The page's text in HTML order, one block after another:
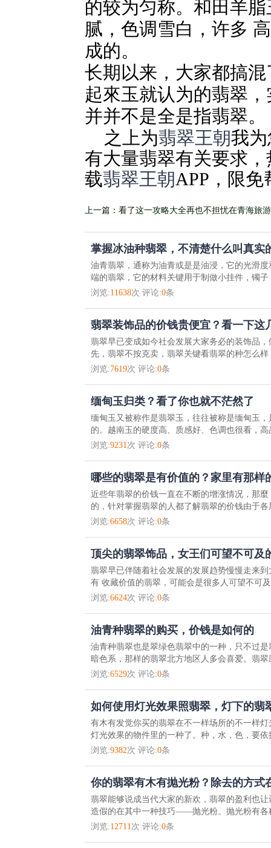
的较为匀称。和田羊
腻，色调雪白，许多
成的。
长期以来，大家都搞
起來玉就认为的翡翠
并并不是全是指翡翠。
之上为翡翠王朝我
有大量翡翠有关要求
载翡翠王朝APP，限
上一篇：看了这一攻略大全再也不担忧​在青海旅
掌握冰油种翡翠，不清楚什么叫真实
油青翡翠，通称为油青或是是油浸，它的光滑
端的翡翠，它的材料关键用于制做小挂件，镯
浏览:11638次 评论:0条
翡翠装饰品的价钱贵便宜？看一下这
翡翠早已变成如今社会发展大家务必的装饰品
先，翡翠不按克卖，翡翠关键看翡翠的种怎么
浏览:7619次 评论:0条
缅甸玉归类？看了你也就不茫然了
缅甸玉又被称作是翡翠玉，往往被称是缅甸玉
的。越南玉的硬度高、质感好、色调也很看，
浏览:9231次 评论:0条
哪些的翡翠是有价值的？家里有那样
近些年翡翠的价钱一直在不断的增涨情况，那
的，针对掌握翡翠的人都了解翡翠的价钱由于
浏览:6658次 评论:0条
顶尖的翡翠饰品，女王们可望不可及
翡翠早已伴随着社会发展的发展趋势慢慢走来
有 收藏价值的翡翠，可能会是很多人可望不可
浏览:6624次 评论:0条
油青种翡翠的购买，价钱是如何的
油青种翡翠也是翠绿色翡翠中的一种，只不过
暗色系，那样的翡翠北方地区人多会喜爱。翡
浏览:6529次 评论:0条
如何使用灯光效果照翡翠，灯下的翡
有木有发觉你买的翡翠在不一样场所的不一样
灯光效果的物件里的一种了。种，水，色，要
浏览:9382次 评论:0条
你的翡翠有木有抛光粉？除去的方式
翡翠能够说成当代大家的新欢，翡翠的盈利也
造假的在其中一种技巧——抛光粉。抛光粉有各
浏览:12711次 评论:0条